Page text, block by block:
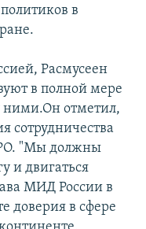
в
Расмусеен
в полной мере
ними.Он отметил,
сотрудничества
"Мы должны
и двигаться
МИД России в
доверия в сфере